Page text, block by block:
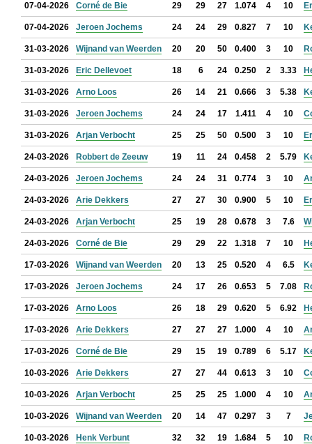
07-04-2026 Corné de Bie 29 29 27 1.074 4 10
07-04-2026 Jeroen Jochems 24 24 29 0.827 7 10
31-03-2026 Wijnand van Weerden 20 20 50 0.400 3 10
31-03-2026 Eric Dellevoet 18 6 24 0.250 2 3.33
31-03-2026 Arno Loos 26 14 21 0.666 3 5.38
31-03-2026 Jeroen Jochems 24 24 17 1.411 4 10
31-03-2026 Arjan Verbocht 25 25 50 0.500 3 10
24-03-2026 Robbert de Zeeuw 19 11 24 0.458 2 5.79
24-03-2026 Jeroen Jochems 24 24 31 0.774 3 10
24-03-2026 Arie Dekkers 27 27 30 0.900 5 10
24-03-2026 Arjan Verbocht 25 19 28 0.678 3 7.6
24-03-2026 Corné de Bie 29 29 22 1.318 7 10
17-03-2026 Wijnand van Weerden 20 13 25 0.520 4 6.5
17-03-2026 Jeroen Jochems 24 17 26 0.653 5 7.08
17-03-2026 Arno Loos 26 18 29 0.620 5 6.92
17-03-2026 Arie Dekkers 27 27 27 1.000 4 10
17-03-2026 Corné de Bie 29 15 19 0.789 6 5.17
10-03-2026 Arie Dekkers 27 27 44 0.613 3 10
10-03-2026 Arjan Verbocht 25 25 25 1.000 4 10
10-03-2026 Wijnand van Weerden 20 14 47 0.297 3 7
10-03-2026 Henk Verbunt 32 32 19 1.684 5 10